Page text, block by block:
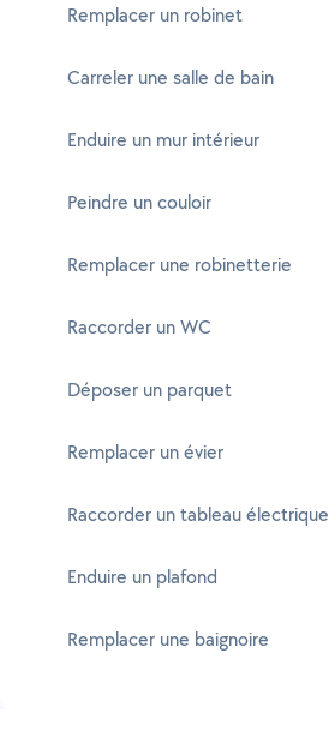
Remplacer un robinet
Carreler une salle de bain
Enduire un mur intérieur
Peindre un couloir
Remplacer une robinetterie
Raccorder un WC
Déposer un parquet
Remplacer un évier
Raccorder un tableau électrique
Enduire un plafond
Remplacer une baignoire